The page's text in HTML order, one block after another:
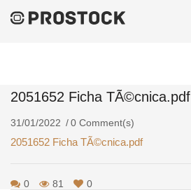
2051652 Ficha TÃ©cnica.pdf
31/01/2022 0 Comment(s)
2051652 Ficha TÃ©cnica.pdf
0 81 0